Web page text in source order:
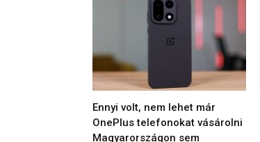
Ennyi volt, nem lehet már
OnePlus telefonokat vásárolni
Magyarországon sem